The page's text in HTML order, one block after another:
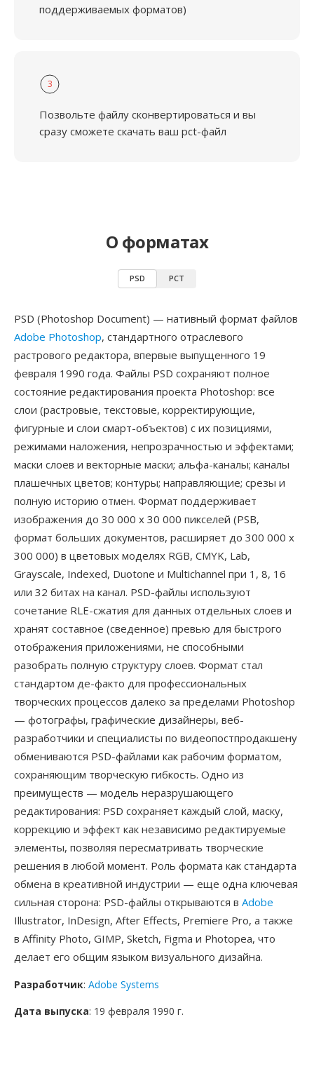
поддерживаемых форматов)
3
Позвольте файлу сконвертироваться и вы
сразу сможете скачать ваш pct-файл
О форматах
PSD PCT
PSD (Photoshop Document) — нативный формат файлов
Adobe Photoshop, стандартного отраслевого
растрового редактора, впервые выпущенного 19
февраля 1990 года. Файлы PSD сохраняют полное
состояние редактирования проекта Photoshop: все
слои (растровые, текстовые, корректирующие,
фигурные и слои смарт-объектов) с их позициями,
режимами наложения, непрозрачностью и эффектами;
маски слоев и векторные маски; альфа-каналы; каналы
плашечных цветов; контуры; направляющие; срезы и
полную историю отмен. Формат поддерживает
изображения до 30 000 x 30 000 пикселей (PSB,
формат больших документов, расширяет до 300 000 x
300 000) в цветовых моделях RGB, CMYK, Lab,
Grayscale, Indexed, Duotone и Multichannel при 1, 8, 16
или 32 битах на канал. PSD-файлы используют
сочетание RLE-сжатия для данных отдельных слоев и
хранят составное (сведенное) превью для быстрого
отображения приложениями, не способными
разобрать полную структуру слоев. Формат стал
стандартом де-факто для профессиональных
творческих процессов далеко за пределами Photoshop
— фотографы, графические дизайнеры, веб-
разработчики и специалисты по видеопостпродакшену
обмениваются PSD-файлами как рабочим форматом,
сохраняющим творческую гибкость. Одно из
преимуществ — модель неразрушающего
редактирования: PSD сохраняет каждый слой, маску,
коррекцию и эффект как независимо редактируемые
элементы, позволяя пересматривать творческие
решения в любой момент. Роль формата как стандарта
обмена в креативной индустрии — еще одна ключевая
сильная сторона: PSD-файлы открываются в Adobe
Illustrator, InDesign, After Effects, Premiere Pro, а также
в Affinity Photo, GIMP, Sketch, Figma и Photopea, что
делает его общим языком визуального дизайна.
Разработчик: Adobe Systems
Дата выпуска: 19 февраля 1990 г.